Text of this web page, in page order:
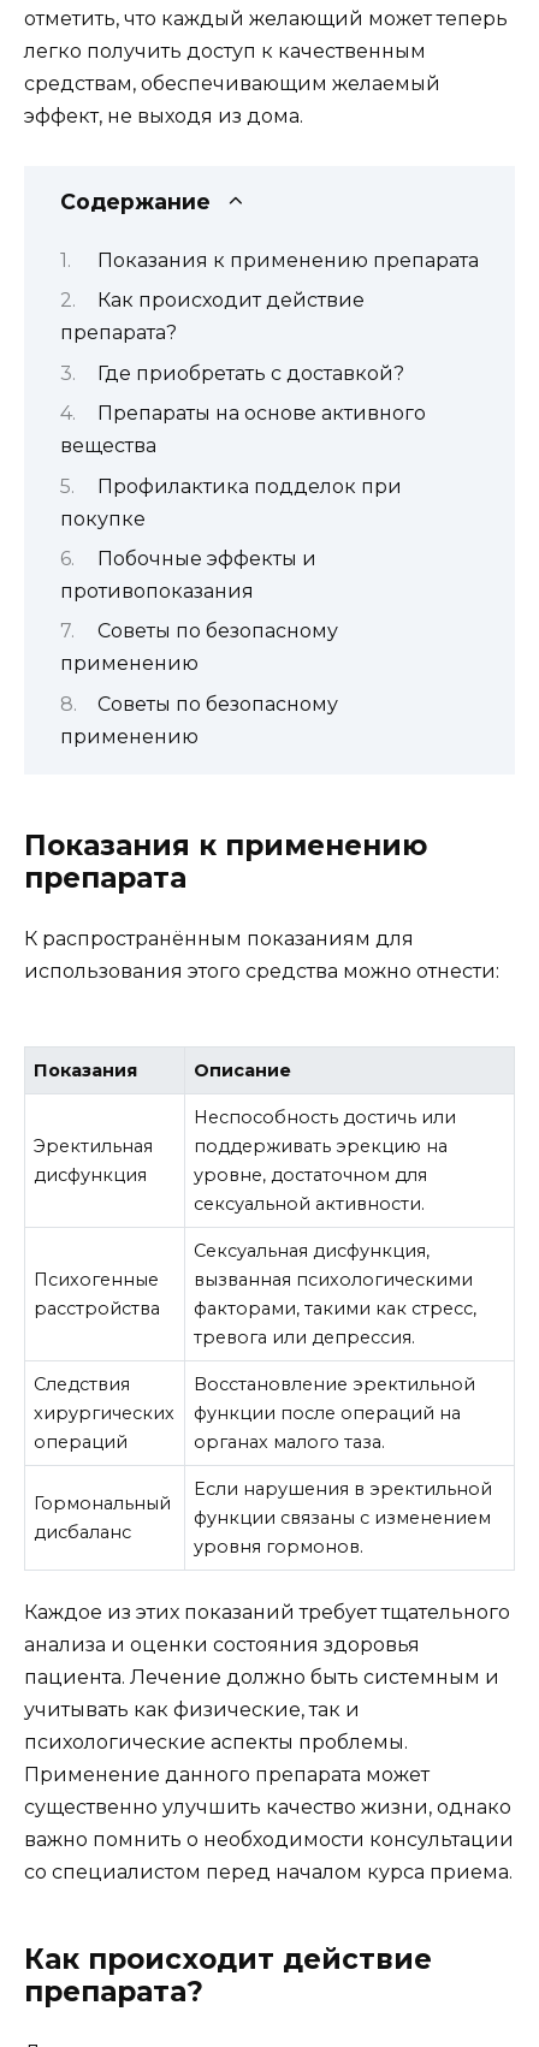
отметить, что каждый желающий может теперь
легко получить доступ к качественным
средствам, обеспечивающим желаемый
эффект, не выходя из дома.
Содержание
Показания к применению препарата
Как происходит действие
препарата?
Где приобретать с доставкой?
Препараты на основе активного
вещества
Профилактика подделок при
покупке
Побочные эффекты и
противопоказания
Советы по безопасному
применению
Советы по безопасному
применению
Показания к применению
препарата
К распространённым показаниям для
использования этого средства можно отнести:
Показания Описание
Эректильная
дисфункция
Неспособность достичь или
поддерживать эрекцию на
уровне, достаточном для
сексуальной активности.
Психогенные
расстройства
Сексуальная дисфункция,
вызванная психологическими
факторами, такими как стресс,
тревога или депрессия.
Следствия
хирургических
операций
Восстановление эректильной
функции после операций на
органах малого таза.
Гормональный
дисбаланс
Если нарушения в эректильной
функции связаны с изменением
уровня гормонов.
Каждое из этих показаний требует тщательного
анализа и оценки состояния здоровья
пациента. Лечение должно быть системным и
учитывать как физические, так и
психологические аспекты проблемы.
Применение данного препарата может
существенно улучшить качество жизни, однако
важно помнить о необходимости консультации
со специалистом перед началом курса приема.
Как происходит действие
препарата?